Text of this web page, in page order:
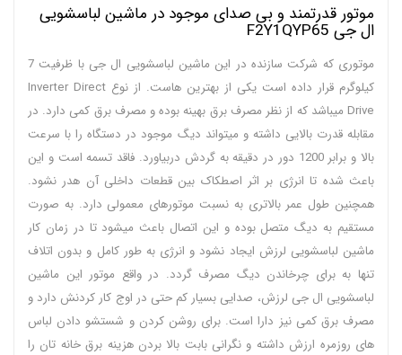
موتور قدرتمند و بی صدای موجود در ماشین لباسشویی
ال جی F2Y1QYP65
موتوری که شرکت سازنده در این ماشین لباسشویی ال جی با ظرفیت 7
کیلوگرم قرار داده است یکی از بهترین هاست. از نوع Inverter Direct
Drive میباشد که از نظر مصرف برق بهینه بوده و مصرف برق کمی دارد. در
مقابله قدرت بالایی داشته و میتواند دیگ موجود در دستگاه را با سرعت
بالا و برابر 1200 دور در دقیقه به گردش دربیاورد. فاقد تسمه است و این
باعث شده تا انرژی بر اثر اصطکاک بین قطعات داخلی آن هدر نشود.
همچنین طول عمر بالاتری به نسبت موتورهای معمولی دارد. به صورت
مستقیم به دیگ متصل بوده و این اتصال باعث میشود تا در زمان کار
ماشین لباسشویی لرزش ایجاد نشود و انرژی به طور کامل و بدون اتلاف
تنها به برای چرخاندن دیگ مصرف گردد. در واقع موتور این ماشین
لباسشویی ال جی لرزش، صدایی بسیار کم حتی در اوج کار کردنش دارد و
مصرف برق کمی نیز دارا است. برای روشن کردن و شستشو دادن لباس
های روزمره ارزش داشته و نگرانی بابت بالا بردن هزینه برق خانه تان را